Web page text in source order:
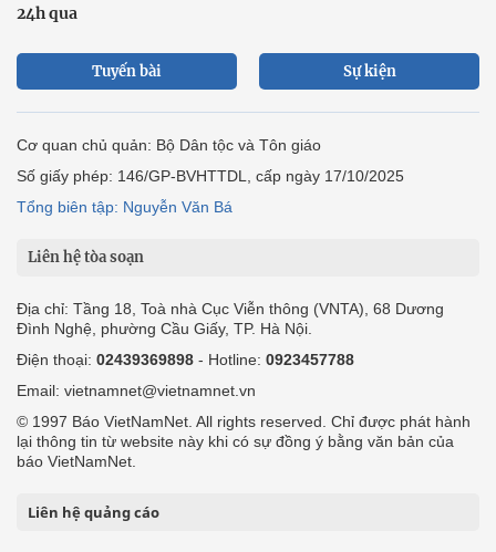
24h qua
Tuyến bài Sự kiện
Cơ quan chủ quản: Bộ Dân tộc và Tôn giáo
Số giấy phép: 146/GP-BVHTTDL, cấp ngày 17/10/2025
Tổng biên tập: Nguyễn Văn Bá
Liên hệ tòa soạn
Địa chỉ: Tầng 18, Toà nhà Cục Viễn thông (VNTA), 68 Dương
Đình Nghệ, phường Cầu Giấy, TP. Hà Nội.
Điện thoại: 02439369898 - Hotline: 0923457788
Email: vietnamnet@vietnamnet.vn
© 1997 Báo VietNamNet. All rights reserved. Chỉ được phát hành
lại thông tin từ website này khi có sự đồng ý bằng văn bản của
báo VietNamNet.
Liên hệ quảng cáo